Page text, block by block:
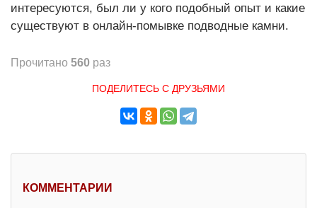
интересуются, был ли у кого подобный опыт и какие
существуют в онлайн-помывке подводные камни.
Прочитано 560 раз
ПОДЕЛИТЕСЬ С ДРУЗЬЯМИ
КОММЕНТАРИИ